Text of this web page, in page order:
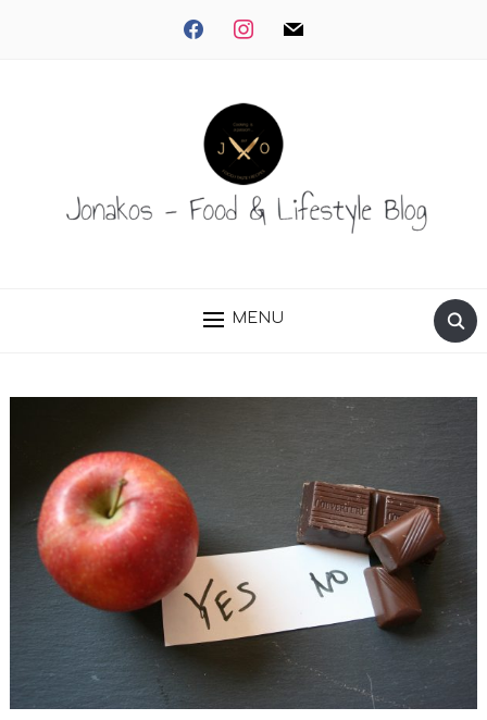
facebookinstagrammail
MENU